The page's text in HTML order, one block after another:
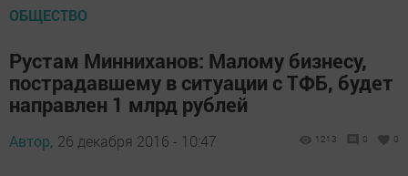
ОБЩЕСТВО
Рустам Минниханов: Малому бизнесу,
пострадавшему в ситуации с ТФБ, будет
направлен 1 млрд рублей
Автор, 26 декабря 2016 - 10:47 1213 0 0